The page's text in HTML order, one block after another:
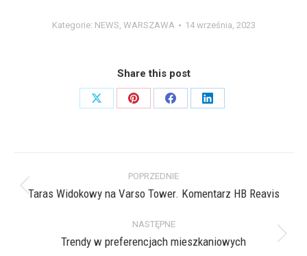
Kategorie: NEWS WARSZAWA 14 września, 2023
Share this post
Share
Share
Share
Share
wpisów
POPRZEDNIE
Poprzedni
Taras Widokowy na Varso Tower. Komentarz HB Reavis
NASTĘPNE
Następny
Trendy w preferencjach mieszkaniowych